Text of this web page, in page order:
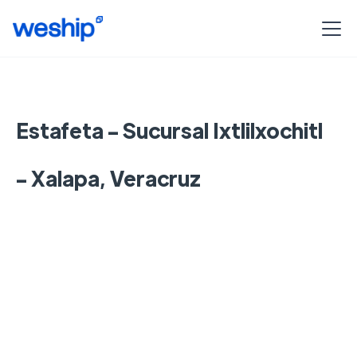
Estafeta - Sucursal Ixtlilxochitl
- Xalapa, Veracruz